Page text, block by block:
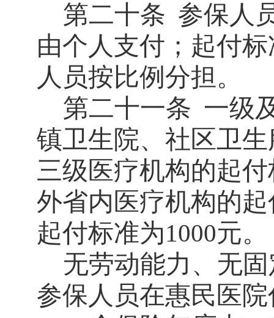
第二十条 参保人
由个人支付；起付
人员按比例分担。
第二十一条 一级
镇卫生院、社区卫
三级医疗机构的起
外省内医疗机构的
起付标准为1000元。
无劳动能力、无
参保人员在惠民医